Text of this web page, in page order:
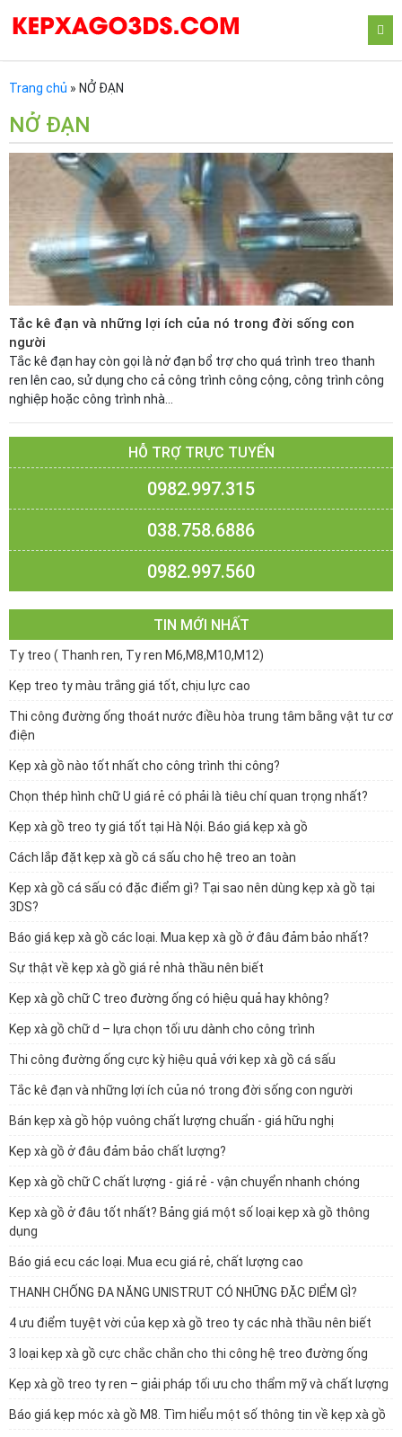
Trang chủ » NỞ ĐẠN
NỞ ĐẠN
Tắc kê đạn và những lợi ích của nó trong đời sống con
người
Tắc kê đạn hay còn gọi là nở đạn bổ trợ cho quá trình treo thanh
ren lên cao, sử dụng cho cả công trình công cộng, công trình công
nghiệp hoặc công trình nhà...
HỖ TRỢ TRỰC TUYẾN
0982.997.315
038.758.6886
0982.997.560
TIN MỚI NHẤT
Ty treo ( Thanh ren, Ty ren M6,M8,M10,M12)
Kẹp treo ty màu trắng giá tốt, chịu lực cao
Thi công đường ống thoát nước điều hòa trung tâm bằng vật tư cơ
điện
Kẹp xà gồ nào tốt nhất cho công trình thi công?
Chọn thép hình chữ U giá rẻ có phải là tiêu chí quan trọng nhất?
Kẹp xà gồ treo ty giá tốt tại Hà Nội. Báo giá kẹp xà gồ
Cách lắp đặt kẹp xà gồ cá sấu cho hệ treo an toàn
Kẹp xà gồ cá sấu có đặc điểm gì? Tại sao nên dùng kẹp xà gồ tại
3DS?
Báo giá kẹp xà gồ các loại. Mua kẹp xà gồ ở đâu đảm bảo nhất?
Sự thật về kẹp xà gồ giá rẻ nhà thầu nên biết
Kẹp xà gồ chữ C treo đường ống có hiệu quả hay không?
Kẹp xà gồ chữ d – lựa chọn tối ưu dành cho công trình
Thi công đường ống cực kỳ hiệu quả với kẹp xà gồ cá sấu
Tắc kê đạn và những lợi ích của nó trong đời sống con người
Bán kẹp xà gồ hộp vuông chất lượng chuẩn - giá hữu nghị
Kẹp xà gồ ở đâu đảm bảo chất lượng?
Kẹp xà gồ chữ C chất lượng - giá rẻ - vận chuyển nhanh chóng
Kẹp xà gồ ở đâu tốt nhất? Bảng giá một số loại kẹp xà gồ thông
dụng
Báo giá ecu các loại. Mua ecu giá rẻ, chất lượng cao
THANH CHỐNG ĐA NĂNG UNISTRUT CÓ NHỮNG ĐẶC ĐIỂM GÌ?
4 ưu điểm tuyệt vời của kẹp xà gồ treo ty các nhà thầu nên biết
3 loại kẹp xà gồ cực chắc chắn cho thi công hệ treo đường ống
Kẹp xà gồ treo ty ren – giải pháp tối ưu cho thẩm mỹ và chất lượng
Báo giá kẹp móc xà gồ M8. Tìm hiểu một số thông tin về kẹp xà gồ